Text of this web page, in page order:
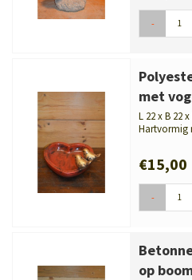
-
met
L 22 x B 22
Hartvormig
€15,00
-
op